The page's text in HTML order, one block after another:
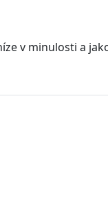
v minulosti a